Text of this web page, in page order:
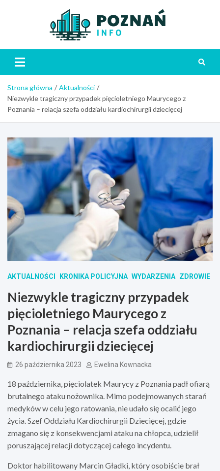
Strona główna
Aktualności
Niezwykle tragiczny przypadek pięcioletniego Maurycego z
Poznania – relacja szefa oddziału kardiochirurgii dziecięcej
AKTUALNOŚCI KRONIKA POLICYJNA WYDARZENIA ZDROWIE
Niezwykle tragiczny przypadek
pięcioletniego Maurycego z
Poznania – relacja szefa oddziału
kardiochirurgii dziecięcej
26 października 2023 Ewelina Kownacka
18 października, pięciolatek Maurycy z Poznania padł ofiarą
brutalnego ataku nożownika. Mimo podejmowanych starań
medyków w celu jego ratowania, nie udało się ocalić jego
życia. Szef Oddziału Kardiochirurgii Dziecięcej, gdzie
zmagano się z konsekwencjami ataku na chłopca, udzielił
poruszającej relacji dotyczącej całego incydentu.
Doktor habilitowany Marcin Gładki, który osobiście brał